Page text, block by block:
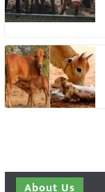
About Us